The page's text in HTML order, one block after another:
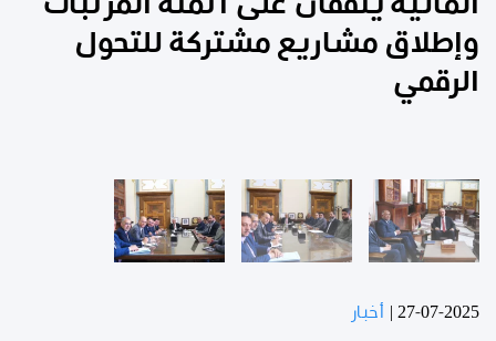
وإطلاق مشاريع مشتركة للتحول
الرقمي
27-07-2025 أخبار